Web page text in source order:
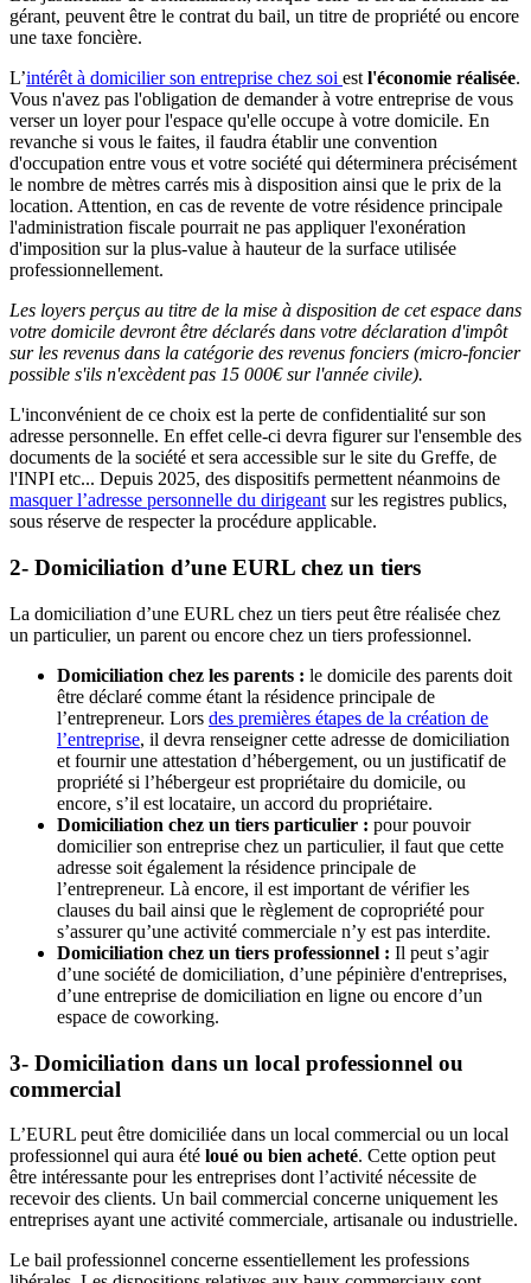
gérant, peuvent être le contrat du bail, un titre de propriété ou encore
une taxe foncière.
L’intérêt à domicilier son entreprise chez soi est l'économie réalisée.
Vous n'avez pas l'obligation de demander à votre entreprise de vous
verser un loyer pour l'espace qu'elle occupe à votre domicile. En
revanche si vous le faites, il faudra établir une convention
d'occupation entre vous et votre société qui déterminera précisément
le nombre de mètres carrés mis à disposition ainsi que le prix de la
location. Attention, en cas de revente de votre résidence principale
l'administration fiscale pourrait ne pas appliquer l'exonération
d'imposition sur la plus-value à hauteur de la surface utilisée
professionnellement.
Les loyers perçus au titre de la mise à disposition de cet espace dans
votre domicile devront être déclarés dans votre déclaration d'impôt
sur les revenus dans la catégorie des revenus fonciers (micro-foncier
possible s'ils n'excèdent pas 15 000€ sur l'année civile).
L'inconvénient de ce choix est la perte de confidentialité sur son
adresse personnelle. En effet celle-ci devra figurer sur l'ensemble des
documents de la société et sera accessible sur le site du Greffe, de
l'INPI etc... Depuis 2025, des dispositifs permettent néanmoins de
masquer l’adresse personnelle du dirigeant sur les registres publics,
sous réserve de respecter la procédure applicable.
2- Domiciliation d’une EURL chez un tiers
La domiciliation d’une EURL chez un tiers peut être réalisée chez
un particulier, un parent ou encore chez un tiers professionnel.
Domiciliation chez les parents : le domicile des parents doit
être déclaré comme étant la résidence principale de
l’entrepreneur. Lors des premières étapes de la création de
l’entreprise, il devra renseigner cette adresse de domiciliation
et fournir une attestation d’hébergement, ou un justificatif de
propriété si l’hébergeur est propriétaire du domicile, ou
encore, s’il est locataire, un accord du propriétaire.
Domiciliation chez un tiers particulier : pour pouvoir
domicilier son entreprise chez un particulier, il faut que cette
adresse soit également la résidence principale de
l’entrepreneur. Là encore, il est important de vérifier les
clauses du bail ainsi que le règlement de copropriété pour
s’assurer qu’une activité commerciale n’y est pas interdite.
Domiciliation chez un tiers professionnel : Il peut s’agir
d’une société de domiciliation, d’une pépinière d'entreprises,
d’une entreprise de domiciliation en ligne ou encore d’un
espace de coworking.
3- Domiciliation dans un local professionnel ou
commercial
L’EURL peut être domiciliée dans un local commercial ou un local
professionnel qui aura été loué ou bien acheté. Cette option peut
être intéressante pour les entreprises dont l’activité nécessite de
recevoir des clients. Un bail commercial concerne uniquement les
entreprises ayant une activité commerciale, artisanale ou industrielle.
Le bail professionnel concerne essentiellement les professions